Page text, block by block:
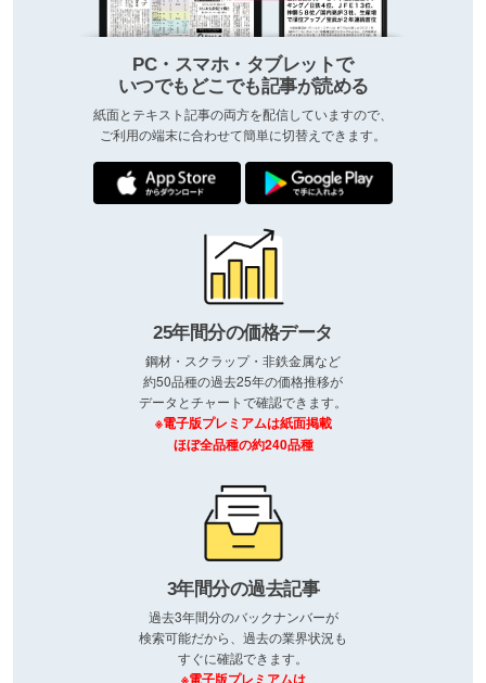
PC・スマホ・タブレットで
いつでもどこでも記事が読める
紙面とテキスト記事の両方を配信していますので、
ご利用の端末に合わせて簡単に切替えできます。
25年間分の価格データ
鋼材・スクラップ・非鉄金属など
約50品種の過去25年の価格推移が
データとチャートで確認できます。
※電子版プレミアムは紙面掲載
ほぼ全品種の約240品種
3年間分の過去記事
過去3年間分のバックナンバーが
検索可能だから、過去の業界状況も
すぐに確認できます。
※電子版プレミアムは